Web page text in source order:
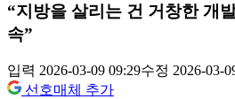
“지방을 살리는 건 거창한 개
속”
입력 2026-03-09 09:29수정 2026-03-
선호매체 추가